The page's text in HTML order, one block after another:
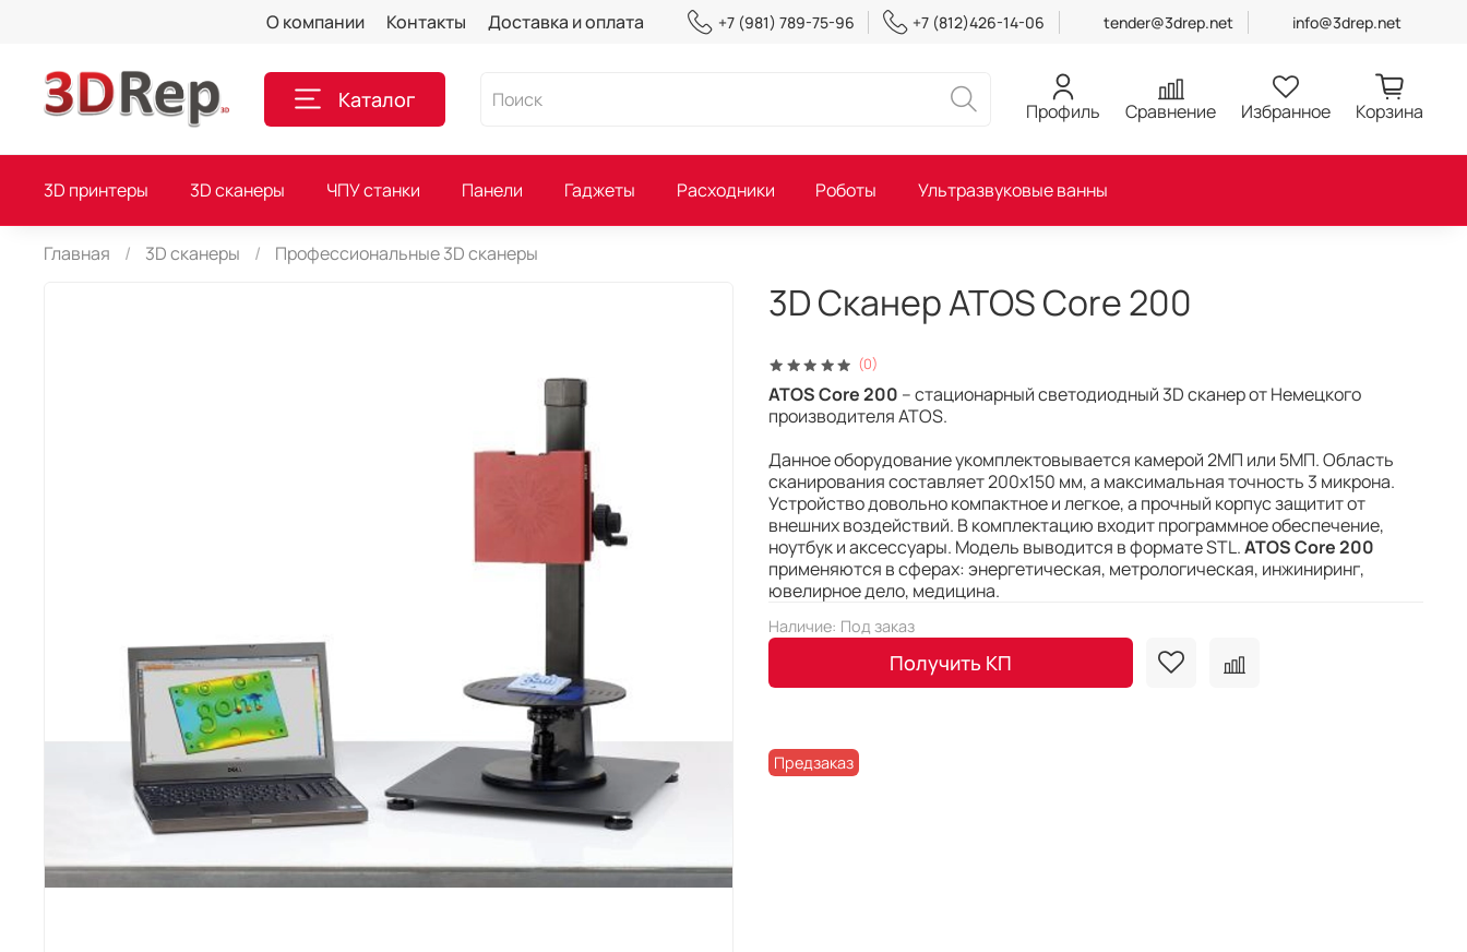
О компании Контакты Доставка и оплата +7 (981) 789-75-96 +7 (812)426-14-06 tender@3drep.net info@3drep.net
Каталог Профиль Сравнение Избранное Корзина
3D принтеры 3D сканеры ЧПУ станки Панели Гаджеты Расходники Роботы Ультразвуковые ванны
Главная 3D сканеры Профессиональные 3D сканеры
(0)
Наличие: Под заказ
Предзаказ
3D Сканер ATOS Core 200
Получить КП
ATOS Core 200 – стационарный светодиодный 3D сканер от Немецкого
производителя ATOS.
Данное оборудование укомплектовывается камерой 2МП или 5МП. Область
сканирования составляет 200x150 мм, а максимальная точность 3 микрона.
Устройство довольно компактное и легкое, а прочный корпус защитит от
внешних воздействий. В комплектацию входит программное обеспечение,
ноутбук и аксессуары. Модель выводится в формате STL.ATOS Core 200
применяются в сферах: энергетическая, метрологическая, инжиниринг,
ювелирное дело, медицина.